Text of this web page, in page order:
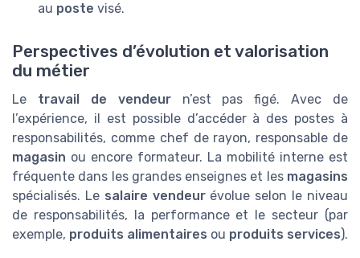
au poste visé.
Perspectives d’évolution et valorisation
du métier
Le travail de vendeurn’est pas figé. Avec de
l’expérience, il est possible d’accéder à des postes à
responsabilités, comme chef de rayon, responsable de
magasin ou encore formateur. La mobilité interne est
fréquente dans les grandes enseignes et les magasins
spécialisés. Le salaire vendeurévolue selon le niveau
de responsabilités, la performance et le secteur (par
exemple, produits alimentaires ou produits services).